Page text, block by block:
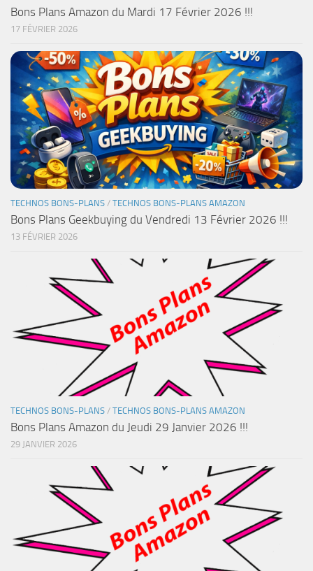
Bons Plans Amazon du Mardi 17 Février 2026 !!!
17 FÉVRIER 2026
TECHNOS BONS-PLANS / TECHNOS BONS-PLANS AMAZON
Bons Plans Geekbuying du Vendredi 13 Février 2026 !!!
13 FÉVRIER 2026
TECHNOS BONS-PLANS / TECHNOS BONS-PLANS AMAZON
Bons Plans Amazon du Jeudi 29 Janvier 2026 !!!
29 JANVIER 2026